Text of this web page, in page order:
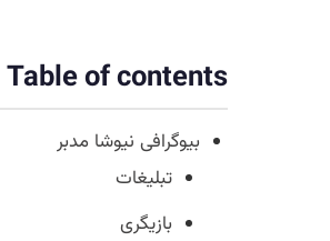
Table of contents
بیوگرافی نیوشا مدبر
تبلیغات
بازیگری